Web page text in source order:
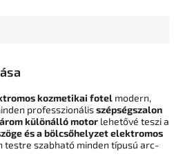
kozmetikai fotel modern,
professzionálisszépségszalon
különálló motor lehetővé teszi a
és a bölcsőhelyzet elektromos
testre szabható minden típusú arc-